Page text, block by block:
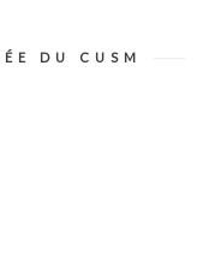
DU CUSM